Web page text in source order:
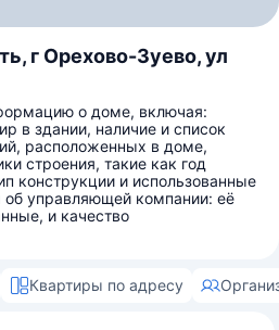
г Орехово-Зуево, ул
о доме, включая:
в здании, наличие и список
расположенных в доме,
строения, такие как год
конструкции и использованные
управляющей компании: её
и качество
Квартиры по адресу